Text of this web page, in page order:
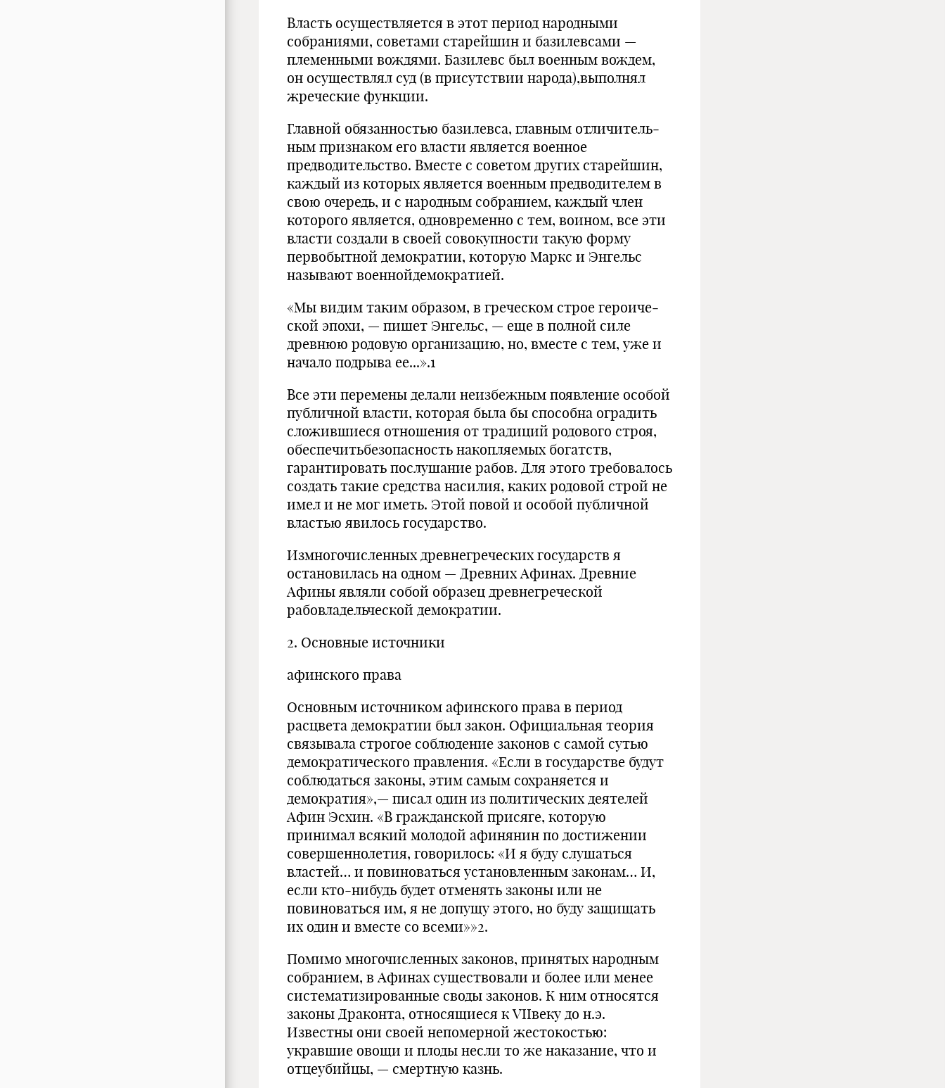
Власть осу­ществляется в этот период народными
собраниями, советами старейшин и базилевсами —
племенными вождями. Базилевс был военным вождем,
он осуществлял суд (в присут­ствии народа),выполнял
жреческие функции.
Главной обязанностью базилевса, главным отличитель­
ным признаком его власти является военное
предводитель­ство. Вместе с советом других старейшин,
каждый из кото­рых является военным предводителем в
свою очередь, и с народным собранием, каждый член
которого является, одно­временно с тем, воином, все эти
власти создали в своей со­вокупности такую форму
первобытной демократии, которую Маркс и Энгельс
называют военнойдемократией.
«Мы видим таким образом, в греческом строе героиче­
ской эпохи, — пишет Энгельс, — еще в полной силе
древнюю родовую организацию, но, вместе с тем, уже и
начало подры­ва ее...».1
Все эти перемены делали неизбежным появление особой
публичной власти, которая была бы способна оградить
сло­жившиеся отношения от традиций родового строя,
обеспе­читьбезопасность накопляемых богатств,
гарантировать по­слушание рабов. Для этого требовалось
создать такие сред­ства насилия, каких родовой строй не
имел и не мог иметь. Этой повой и особой публичной
властью явилось государ­ство.
Измногочисленных древнегреческих государств я
остановилась на одном — Древних Афинах. Древние
Афины являли собой образец древнегреческой
рабовладельческой демократии.
2. Основные источники
афинского права
Основным источником афинского права в период
расцвета демократии был закон. Официальная теория
связывала строгое соблюдение законов с самой сутью
демократического правления. «Если в государстве будут
со­блюдаться законы, этим самым сохраняется и
демокра­тия»,— писал один из политических деятелей
Афин Эсхин. «В гражданской присяге, которую
принимал всякий молодой афинянин по достижении
совершеннолетия, говорилось: «И я буду слушаться
властей… и повиноваться установленным за­конам… И,
если кто-нибудь будет отменять законы или не
повиноваться им, я не допущу этого, но буду защищать
их один и вместе со всеми»»2.
Помимо многочисленных законов, принятых народным
собранием, в Афинах существовали и более или менее
систе­матизированные своды законов. К ним относятся
законы Драконта, относящиеся к VIIвеку до н.э.
Известны они своей непомерной жестокостью:
укравшие овощи и плоды несли то же наказание, что и
отцеубийцы, — смертную казнь.